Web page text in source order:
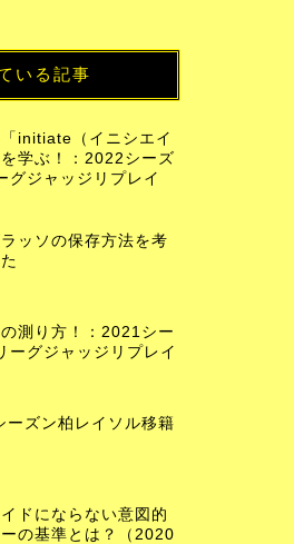
いる記事
initiate（イニシエイ
を学ぶ！：2022シーズ
グジャッジリプレイ
ッソの保存方法を考
測り方！：2021シー
ーグジャッジリプレイ
ーズン柏レイソル移籍
ドにならない意図的
の基準とは？（2020